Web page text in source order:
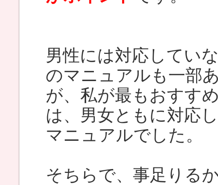
男性には対応してい
のマニュアルも一部
が、私が最もおすす
は、男女ともに対応
マニュアルでした。
そちらで、事足りる